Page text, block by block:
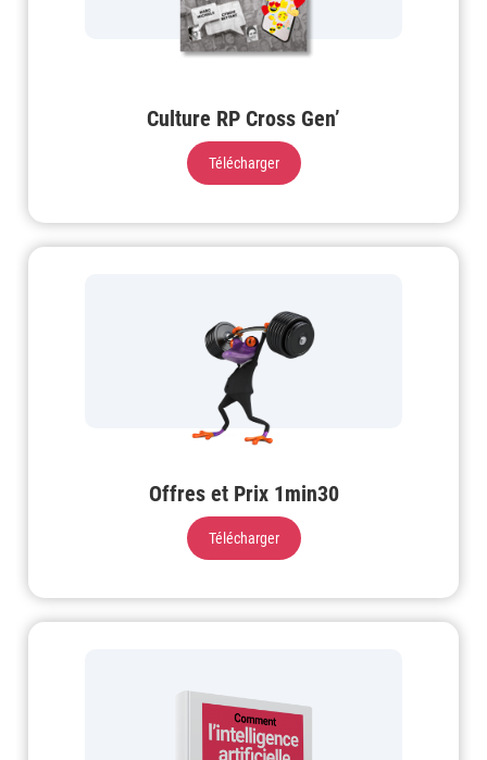
Culture RP Cross Gen’
Télécharger
Offres et Prix 1min30
Télécharger